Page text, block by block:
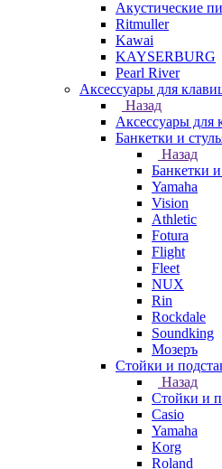
Акустические
Ritmuller
Kawai
KAYSERBURG
Pearl River
Аксессуары для
Назад
Аксессуары
Банкетки и
Назад
Банкетки
Yamaha
Vision
Athletic
Fotura
Flight
Fleet
NUX
Rin
Rockdale
Soundking
Мозеръ
Стойки и
Назад
Стойки и
Casio
Yamaha
Korg
Roland